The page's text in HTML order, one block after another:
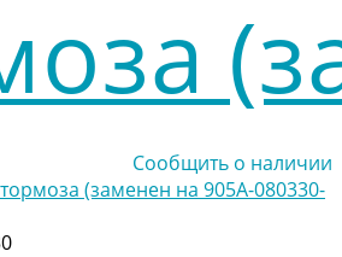
Сообщить о наличии
(заменен на 905A-080330-